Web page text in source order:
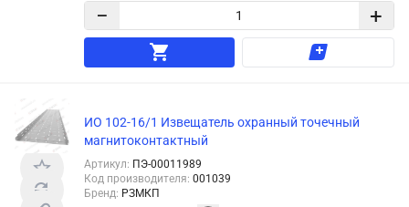
− +
ИО 102-16/1 Извещатель охранный точечный
магнитоконтактный
Артикул: ПЭ-00011989
Код производителя: 001039
Бренд: РЗМКП